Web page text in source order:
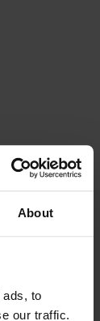
About
ads, to
our traffic.